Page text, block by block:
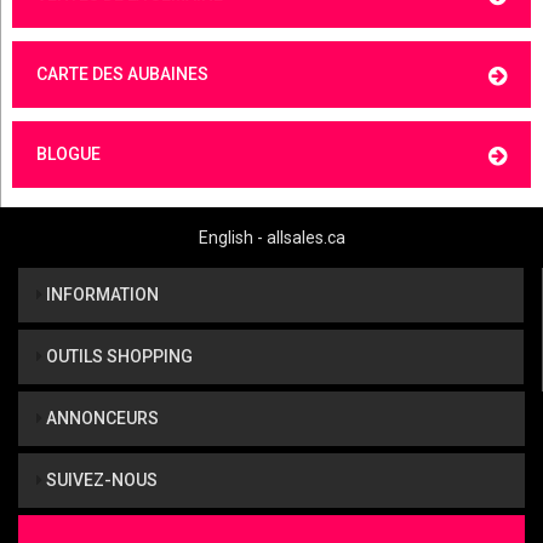
CARTE DES AUBAINES
BLOGUE
English - allsales.ca
INFORMATION
OUTILS SHOPPING
ANNONCEURS
SUIVEZ-NOUS